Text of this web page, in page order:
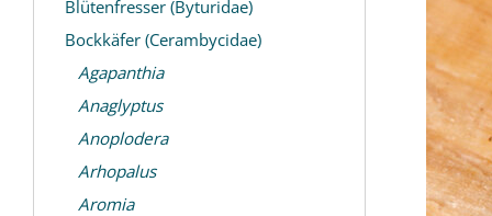
Blütenfresser (Byturidae)
Bockkäfer (Cerambycidae)
Agapanthia
Anaglyptus
Anoplodera
Arhopalus
Aromia